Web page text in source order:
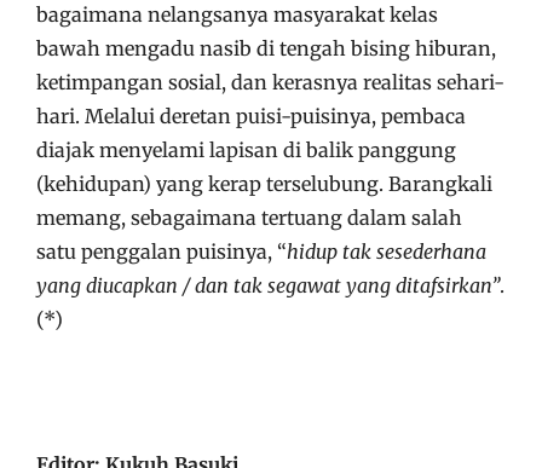
bagaimana nelangsanya masyarakat kelas
bawah mengadu nasib di tengah bising hiburan,
ketimpangan sosial, dan kerasnya realitas sehari-
hari. Melalui deretan puisi-puisinya, pembaca
diajak menyelami lapisan di balik panggung
(kehidupan) yang kerap terselubung. Barangkali
memang, sebagaimana tertuang dalam salah
satu penggalan puisinya, “hidup tak sesederhana
yang diucapkan / dan tak segawat yang ditafsirkan”.
(*)